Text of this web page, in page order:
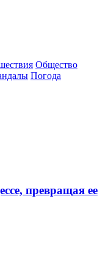
Общество
Погода
превращая ее